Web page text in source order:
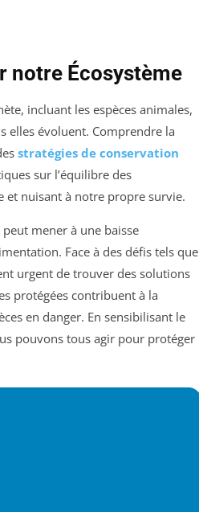
notre Écosystème
incluant les espèces animales,
elles évoluent. Comprendre la
stratégies de conservation
sur l’équilibre des
et nuisant à notre propre survie.
mener à une baisse
Face à des défis tels que
urgent de trouver des solutions
protégées contribuent à la
en danger. En sensibilisant le
pouvons tous agir pour protéger